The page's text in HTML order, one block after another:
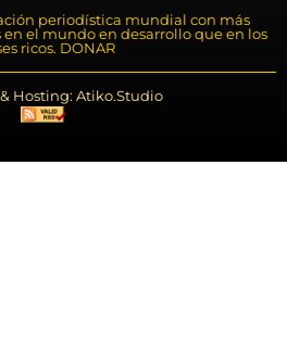
periodística mundial con más
en el mundo en desarrollo que en los
ricos. DONAR
Hosting: Atiko.Studio